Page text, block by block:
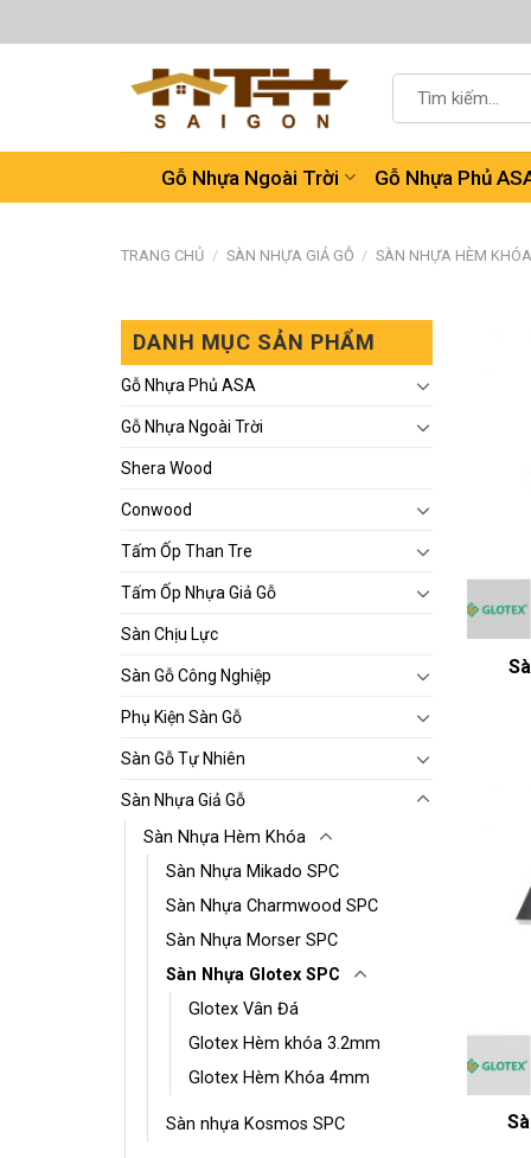
đến
kiếm:
Gỗ Nhựa Ngoài Trời Gỗ Nhựa Phủ
TRANG CHỦ / SÀN NHỰA GIẢ GỖ / SÀN NHỰA HÈM
DANH MỤC SẢN PHẨM
Gỗ Nhựa Phủ ASA
Gỗ Nhựa Ngoài Trời
Shera Wood
Conwood
Tấm Ốp Than Tre
Tấm Ốp Nhựa Giả Gỗ
Sàn Chịu Lực
Sàn Gỗ Công Nghiệp
Phụ Kiện Sàn Gỗ
Sàn Gỗ Tự Nhiên
Sàn Nhựa Giả Gỗ
Sàn Nhựa Hèm Khóa
Sàn Nhựa Mikado SPC
Sàn Nhựa Charmwood SPC
Sàn Nhựa Morser SPC
Sàn Nhựa Glotex SPC
Glotex Vân Đá
Glotex Hèm khóa 3.2mm
Glotex Hèm Khóa 4mm
Sàn nhựa Kosmos SPC